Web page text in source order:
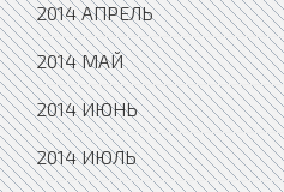
2014 АПРЕЛЬ
2014 МАЙ
2014 ИЮНЬ
2014 ИЮЛЬ